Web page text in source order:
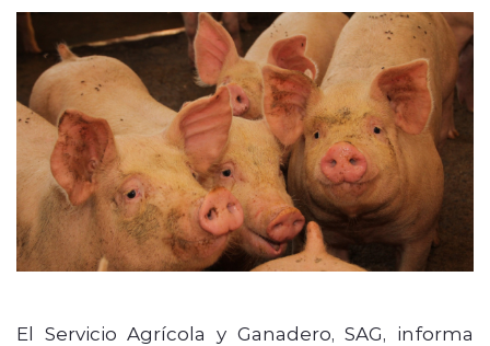
El Servicio Agrícola y Ganadero, SAG, informa